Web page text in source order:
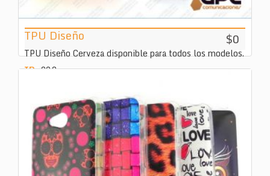
TPU Diseño
TPU Diseño Cerveza disponible para todos los modelos.
ID:393
$0